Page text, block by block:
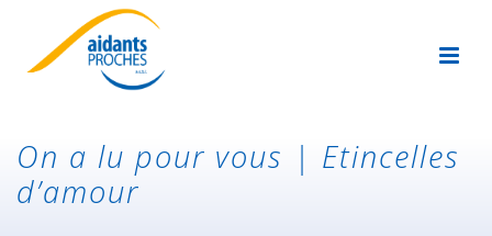
On a lu pour vous | Etincelles
d’amour